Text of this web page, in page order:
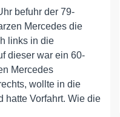
befuhr der 79-
Mercedes die
links in die
dieser war ein 60-
Mercedes
wollte in die
hatte Vorfahrt. Wie die